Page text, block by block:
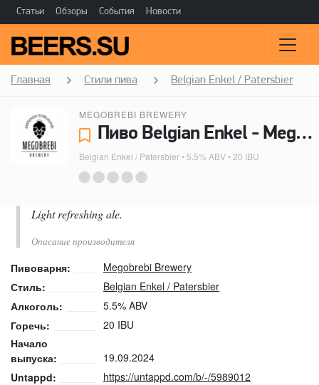
Статьи Обзоры События Новости
Главная Стили пива Belgian Enkel / Patersbier
MEGOBREBI BREWERY
Пиво Belgian Enkel - Megobrebi Brewery
Belgian Enkel / Patersbier• 5.5% ABV • 20 IBU
Light refreshing ale.
Описание производителя
Пивоварня:
Megobrebi Brewery
Стиль:
Belgian Enkel / Patersbier
Алкоголь:
5.5% ABV
Горечь:
20 IBU
Начало
выпуска:
19.09.2024
Untappd:
https://untappd.com/b/-/5989012